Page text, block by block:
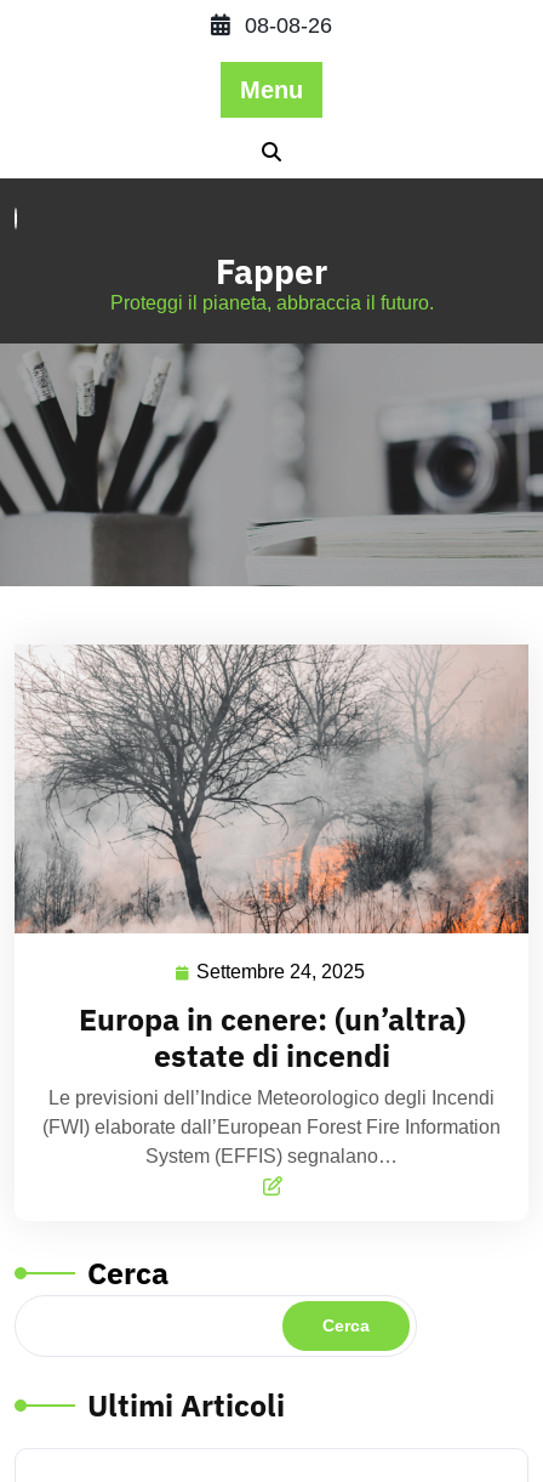
08-08-26
Menu
Fapper
Proteggi il pianeta, abbraccia il futuro.
Settembre 24, 2025
Europa in cenere: (un’altra)
estate di incendi
Le previsioni dell’Indice Meteorologico degli Incendi
(FWI) elaborate dall’European Forest Fire Information
System (EFFIS) segnalano…
Cerca
Cerca
Ultimi Articoli